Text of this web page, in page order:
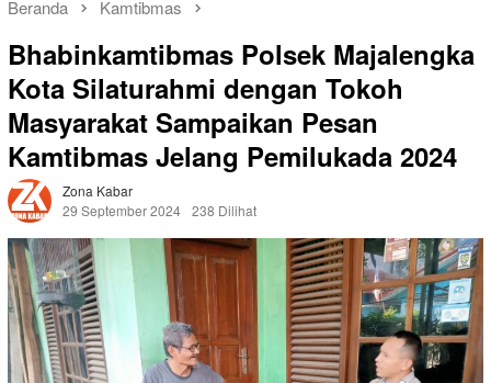
Beranda Kamtibmas
Bhabinkamtibmas Polsek Majalengka
Kota Silaturahmi dengan Tokoh
Masyarakat Sampaikan Pesan
Kamtibmas Jelang Pemilukada 2024
Zona Kabar
29 September 2024 238 Dilihat